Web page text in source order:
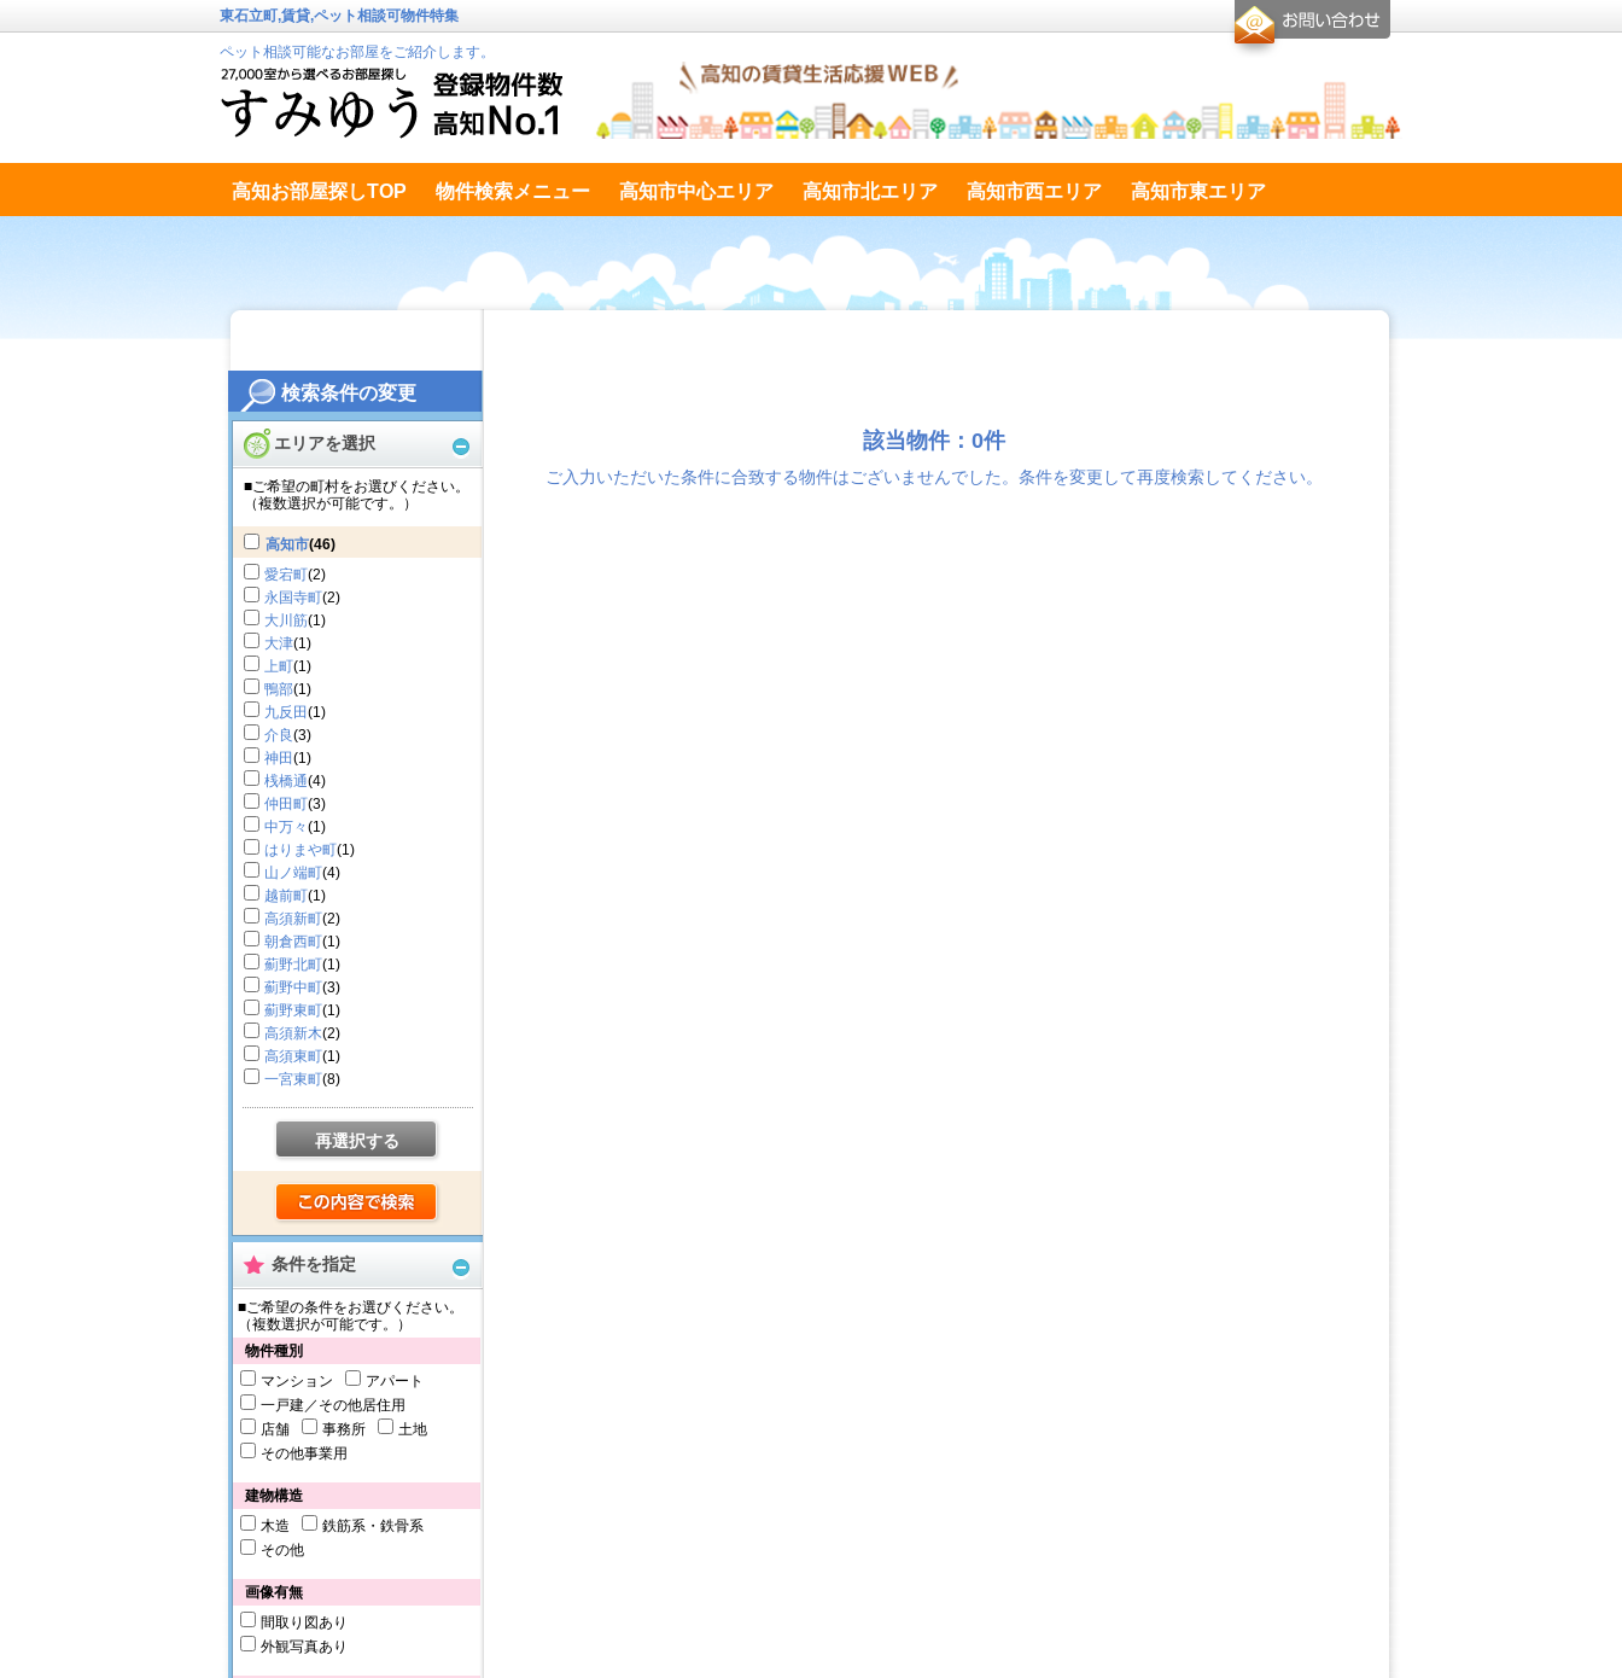
検索条件の変更
エリアを選択
■ご希望の町村をお選びください。
（複数選択が可能です。）
高知市(46)
愛宕町(2)
永国寺町(2)
大川筋(1)
大津(1)
上町(1)
鴨部(1)
九反田(1)
介良(3)
神田(1)
桟橋通(4)
仲田町(3)
中万々(1)
はりまや町(1)
山ノ端町(4)
越前町(1)
高須新町(2)
朝倉西町(1)
薊野北町(1)
薊野中町(3)
薊野東町(1)
高須新木(2)
高須東町(1)
一宮東町(8)
再選択する
条件を指定
■ご希望の条件をお選びください。
（複数選択が可能です。）
物件種別
マンション
アパート
一戸建／その他居住用
店舗
事務所
土地
その他事業用
建物構造
木造
鉄筋系・鉄骨系
その他
画像有無
間取り図あり
外観写真あり
東石立町,賃貸,ペット相談可物件特集
ペット相談可能なお部屋をご紹介します。
高知お部屋探しTOP 物件検索メニュー 高知市中心エリア 高知市北エリア 高知市西エリア 高知市東エリア
該当物件：0件
ご入力いただいた条件に合致する物件はございませんでした。条件を変更して再度検索してください。